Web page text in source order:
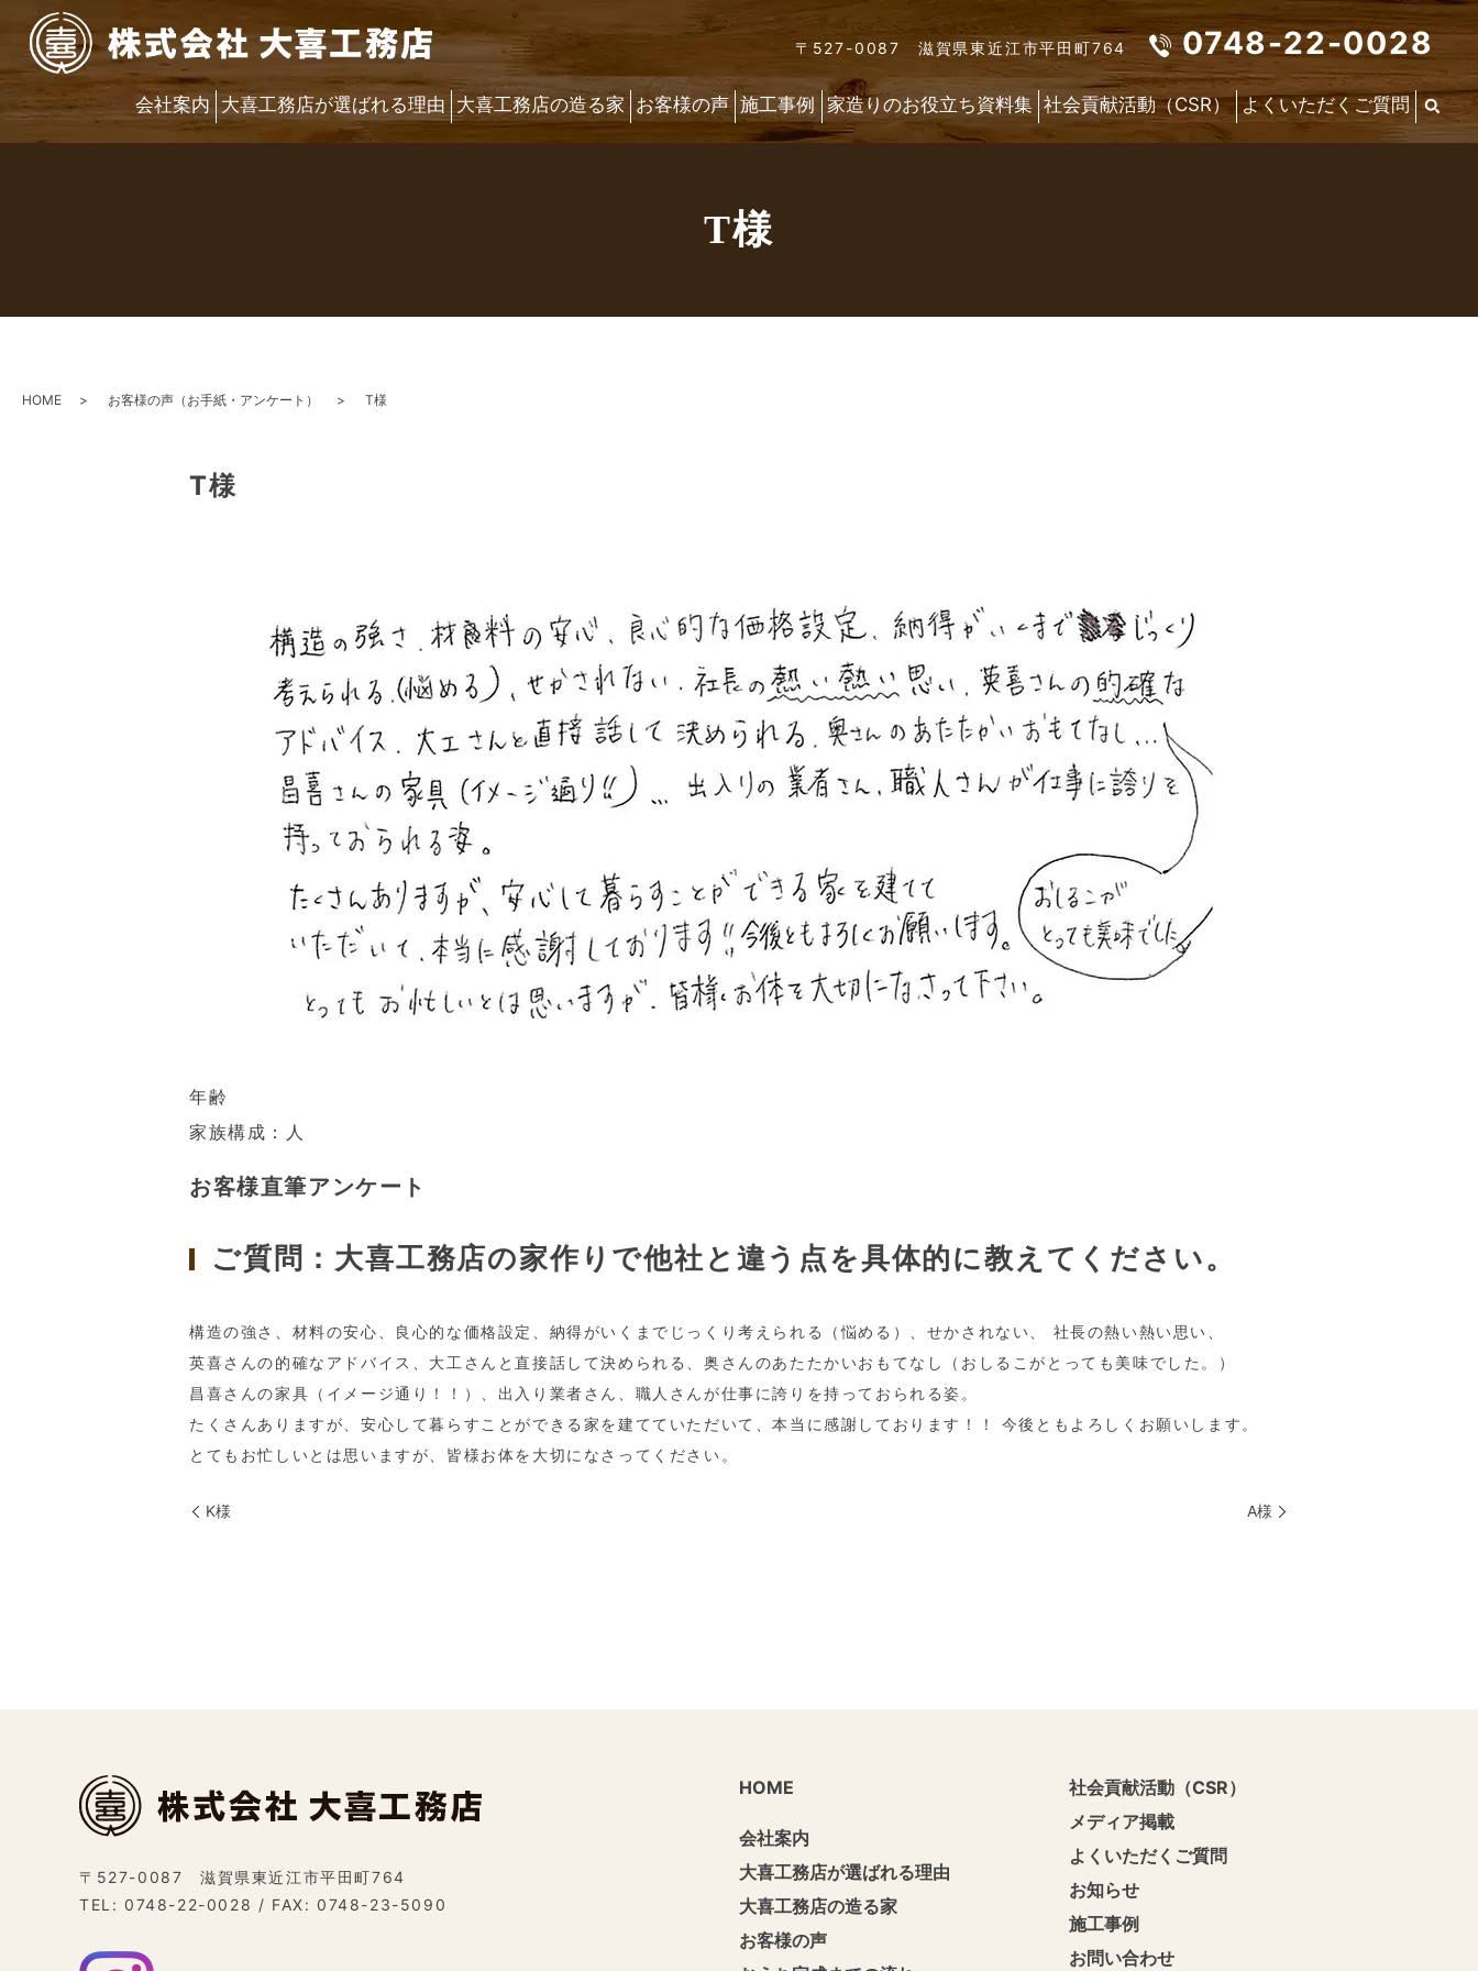
〒527-0087 滋賀県東近江市平田町764 0748-22-0028
会社案内 大喜工務店が選ばれる理由 大喜工務店の造る家 お客様の声 施工事例 家造りのお役立ち資料集 社会貢献活動（CSR） よくいただくご質問
T様
HOME お客様の声（お手紙・アンケート） T様
T様
年齢
家族構成：人
お客様直筆アンケート
ご質問：大喜工務店の家作りで他社と違う点を具体的に教えてください。
構造の強さ、材料の安心、良心的な価格設定、納得がいくまでじっくり考えられる（悩める）、せかされない、 社長の熱い熱い思い、
英喜さんの的確なアドバイス、大工さんと直接話して決められる、奥さんのあたたかいおもてなし（おしるこがとっても美味でした。）
昌喜さんの家具（イメージ通り！！）、出入り業者さん、職人さんが仕事に誇りを持っておられる姿。
たくさんありますが、安心して暮らすことができる家を建てていただいて、本当に感謝しております！！ 今後ともよろしくお願いします。
とてもお忙しいとは思いますが、皆様お体を大切になさってください。
K様 A様
〒527-0087 滋賀県東近江市平田町764
TEL: 0748-22-0028 / FAX: 0748-23-5090
HOME
会社案内
大喜工務店が選ばれる理由
大喜工務店の造る家
お客様の声
社会貢献活動（CSR）
メディア掲載
よくいただくご質問
お知らせ
施工事例
お問い合わせ